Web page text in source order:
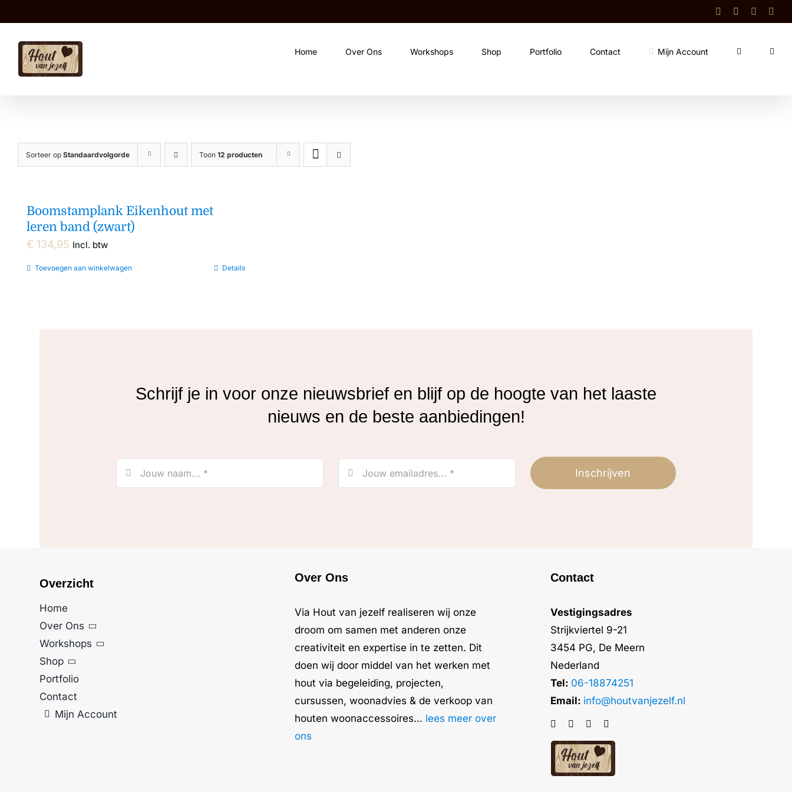
inhoud
FacebookInstagram
Shop
Home Over Ons Workshops Shop Portfolio Contact Mijn Account
Sorteer op Standaardvolgorde Toon 12 producten
Boomstamplank Eikenhout met
leren band (zwart)
€ 134,95 Incl. btw
Toevoegen aan winkelwagen Details
Schrijf je in voor onze nieuwsbrief en blijf op de hoogte van het laaste
nieuws en de beste aanbiedingen!
Inschrijven
Overzicht
Home
Over Ons
Workshops
Shop
Portfolio
Contact
Mijn Account
Over Ons
Via Hout van jezelf realiseren wij onze
droom om samen met anderen onze
creativiteit en expertise in te zetten. Dit
doen wij door middel van het werken met
hout via begeleiding, projecten,
cursussen, woonadvies & de verkoop van
houten woonaccessoires… lees meer over
ons
Contact
Vestigingsadres
Strijkviertel 9-21
3454 PG, De Meern
Nederland
Tel: 06-18874251
Email: info@houtvanjezelf.nl